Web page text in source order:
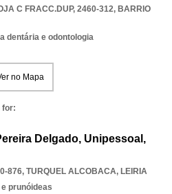
C FRACC.DUP, 2460-312, BARRIO
dentária e odontologia
no Mapa
for:
Delgado, Unipessoal,
876, TURQUEL ALCOBACA, LEIRIA
prunóideas